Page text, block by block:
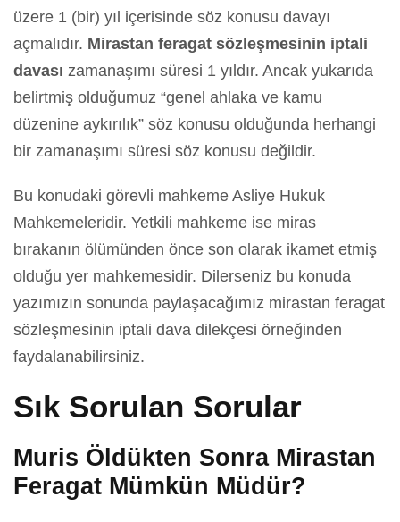
üzere 1 (bir) yıl içerisinde söz konusu davayı
açmalıdır. Mirastan feragat sözleşmesinin iptali
davası zamanaşımı süresi 1 yıldır. Ancak yukarıda
belirtmiş olduğumuz “genel ahlaka ve kamu
düzenine aykırılık” söz konusu olduğunda herhangi
bir zamanaşımı süresi söz konusu değildir.
Bu konudaki görevli mahkeme Asliye Hukuk
Mahkemeleridir. Yetkili mahkeme ise miras
bırakanın ölümünden önce son olarak ikamet etmiş
olduğu yer mahkemesidir. Dilerseniz bu konuda
yazımızın sonunda paylaşacağımız mirastan feragat
sözleşmesinin iptali dava dilekçesi örneğinden
faydalanabilirsiniz.
Sık Sorulan Sorular
Muris Öldükten Sonra Mirastan
Feragat Mümkün Müdür?